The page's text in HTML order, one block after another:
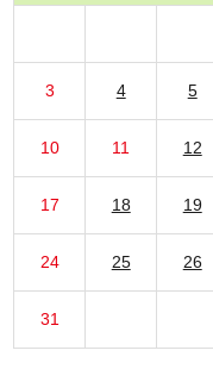
3 4 5
10 11 12
17 18 19
24 25 26
31